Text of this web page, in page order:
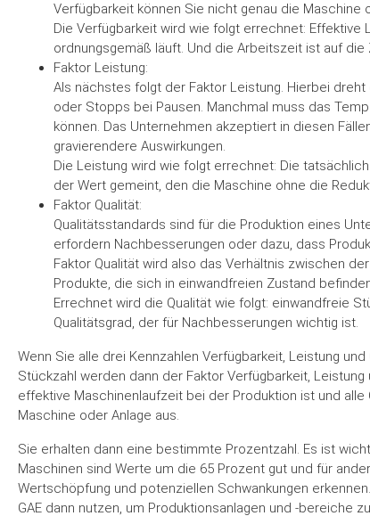
Verfügbarkeit können Sie nicht genau die
Die Verfügbarkeit wird wie folgt errechnet:
ordnungsgemäß läuft. Und die Arbeitszeit ist auf
Faktor Leistung:
Als nächstes folgt der Faktor Leistung. Hierbei
oder Stopps bei Pausen. Manchmal muss das
können. Das Unternehmen akzeptiert in diesen
gravierendere Auswirkungen.
Die Leistung wird wie folgt errechnet: Die
der Wert gemeint, den die Maschine ohne die
Faktor Qualität:
Qualitätsstandards sind für die Produktion eines
erfordern Nachbesserungen oder dazu, dass
Faktor Qualität wird also das Verhältnis zwischen
Produkte, die sich in einwandfreien Zustand
Errechnet wird die Qualität wie folgt: einwandfreie
Qualitätsgrad, der für Nachbesserungen wichtig ist.
Wenn Sie alle drei Kennzahlen Verfügbarkeit, Leistung
Stückzahl werden dann der Faktor Verfügbarkeit,
effektive Maschinenlaufzeit bei der Produktion ist und
Maschine oder Anlage aus.
Sie erhalten dann eine bestimmte Prozentzahl. Es ist
Maschinen sind Werte um die 65 Prozent gut und für
Wertschöpfung und potenziellen Schwankungen
GAE dann nutzen, um Produktionsanlagen und -bereiche